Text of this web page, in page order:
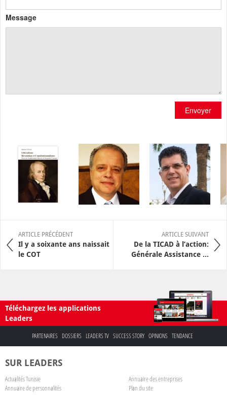
Message
Envoyer
ARTICLE PRÉCÉDENT
Il y a soixante ans naissait
le COT
ARTICLE SUIVANT
De la TICAD à l’action:
Générale Assistance ...
Téléchargez les applications
Leaders
PARTENAIRES DOSSIERS LEADERS TV SUCCESS STORY OPINIONS TENDANCE
SUR LEADERS
Actualités Tunisie
Annuaire des entreprises
Annuaire de personnalités
Plan du site